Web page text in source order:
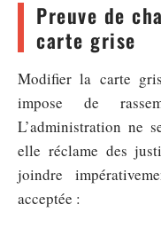
Preuve de
carte grise
Modifier la carte
impose de
L’administration ne
elle réclame des
joindre
acceptée :